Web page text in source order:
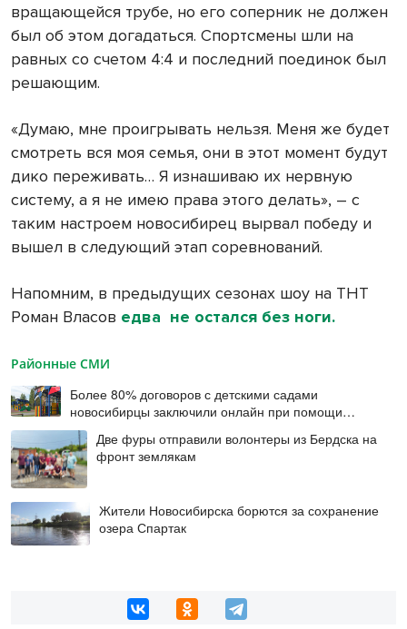
вращающейся трубе, но его соперник не должен
был об этом догадаться. Спортсмены шли на
равных со счетом 4:4 и последний поединок был
решающим.
«Думаю, мне проигрывать нельзя. Меня же будет
смотреть вся моя семья, они в этот момент будут
дико переживать… Я изнашиваю их нервную
систему, а я не имею права этого делать», – с
таким настроем новосибирец вырвал победу и
вышел в следующий этап соревнований.
Напомним, в предыдущих сезонах шоу на ТНТ
Роман Власов едва не остался без ноги.
Районные СМИ
Более 80% договоров с детскими садами
новосибирцы заключили онлайн при помощи
цифровой подписи
Две фуры отправили волонтеры из Бердска на
фронт землякам
Жители Новосибирска борются за сохранение
озера Спартак